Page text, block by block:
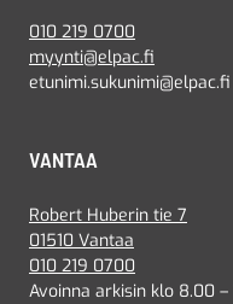
010 219 0700
myynti@elpac.fi
etunimi.sukunimi@elpac.fi
VANTAA
Robert Huberin tie 7
01510 Vantaa
010 219 0700
Avoinna arkisin klo 8.00 –